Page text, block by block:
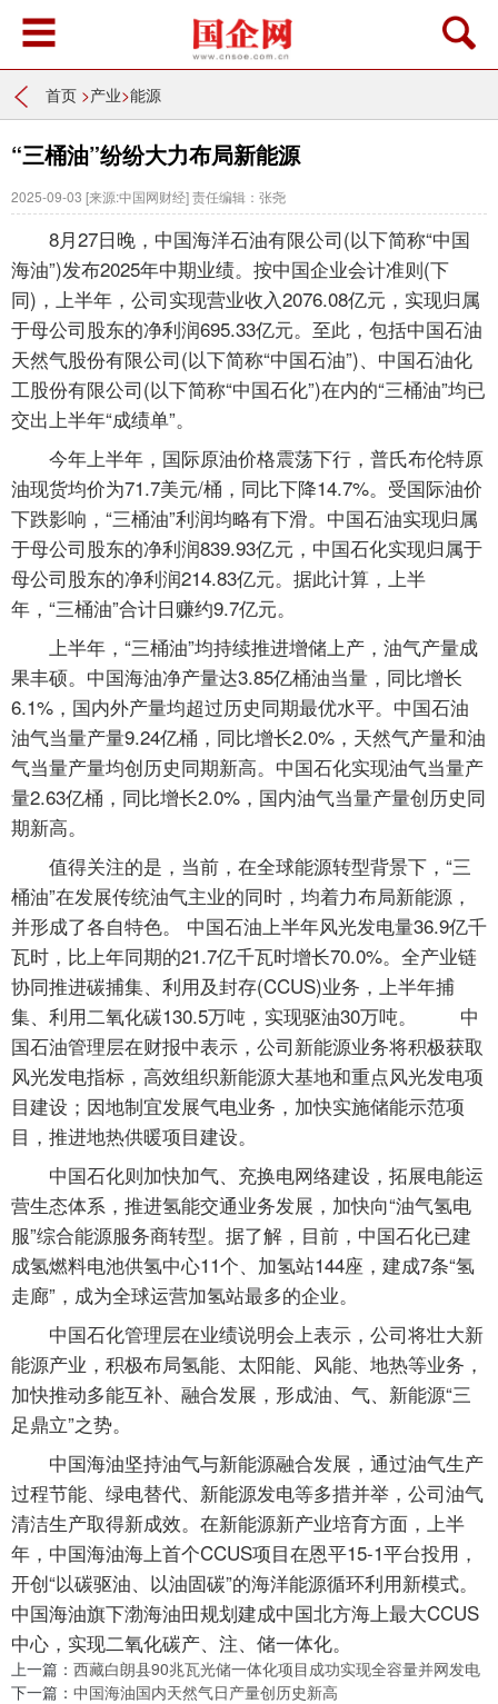
首页 >产业>能源
“三桶油”纷纷大力布局新能源
2025-09-03 [来源:中国网财经]责任编辑：张尧
8月27日晚，中国海洋石油有限公司(以下简称“中国
海油”)发布2025年中期业绩。按中国企业会计准则(下
同)，上半年，公司实现营业收入2076.08亿元，实现归属
于母公司股东的净利润695.33亿元。至此，包括中国石油
天然气股份有限公司(以下简称“中国石油”)、中国石油化
工股份有限公司(以下简称“中国石化”)在内的“三桶油”均已
交出上半年“成绩单”。
今年上半年，国际原油价格震荡下行，普氏布伦特原
油现货均价为71.7美元/桶，同比下降14.7%。受国际油价
下跌影响，“三桶油”利润均略有下滑。中国石油实现归属
于母公司股东的净利润839.93亿元，中国石化实现归属于
母公司股东的净利润214.83亿元。据此计算，上半
年，“三桶油”合计日赚约9.7亿元。
上半年，“三桶油”均持续推进增储上产，油气产量成
果丰硕。中国海油净产量达3.85亿桶油当量，同比增长
6.1%，国内外产量均超过历史同期最优水平。中国石油
油气当量产量9.24亿桶，同比增长2.0%，天然气产量和油
气当量产量均创历史同期新高。中国石化实现油气当量产
量2.63亿桶，同比增长2.0%，国内油气当量产量创历史同
期新高。
值得关注的是，当前，在全球能源转型背景下，“三
桶油”在发展传统油气主业的同时，均着力布局新能源，
并形成了各自特色。 中国石油上半年风光发电量36.9亿千
瓦时，比上年同期的21.7亿千瓦时增长70.0%。全产业链
协同推进碳捕集、利用及封存(CCUS)业务，上半年捕
集、利用二氧化碳130.5万吨，实现驱油30万吨。 中
国石油管理层在财报中表示，公司新能源业务将积极获取
风光发电指标，高效组织新能源大基地和重点风光发电项
目建设；因地制宜发展气电业务，加快实施储能示范项
目，推进地热供暖项目建设。
中国石化则加快加气、充换电网络建设，拓展电能运
营生态体系，推进氢能交通业务发展，加快向“油气氢电
服”综合能源服务商转型。据了解，目前，中国石化已建
成氢燃料电池供氢中心11个、加氢站144座，建成7条“氢
走廊”，成为全球运营加氢站最多的企业。
中国石化管理层在业绩说明会上表示，公司将壮大新
能源产业，积极布局氢能、太阳能、风能、地热等业务，
加快推动多能互补、融合发展，形成油、气、新能源“三
足鼎立”之势。
中国海油坚持油气与新能源融合发展，通过油气生产
过程节能、绿电替代、新能源发电等多措并举，公司油气
清洁生产取得新成效。在新能源新产业培育方面，上半
年，中国海油海上首个CCUS项目在恩平15-1平台投用，
开创“以碳驱油、以油固碳”的海洋能源循环利用新模式。
中国海油旗下渤海油田规划建成中国北方海上最大CCUS
中心，实现二氧化碳产、注、储一体化。
上一篇： 西藏白朗县90兆瓦光储一体化项目成功实现全容量并网发电
下一篇： 中国海油国内天然气日产量创历史新高